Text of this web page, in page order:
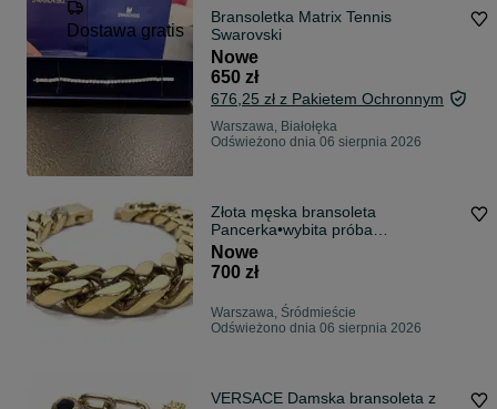
Dostawa gratis
Bransoletka Matrix Tennis
Swarovski
Nowe
650 zł
676,25 zł z Pakietem Ochronnym
Warszawa, Białołęka
Odświeżono dnia 06 sierpnia 2026
Złota męska bransoleta
Pancerka•wybita próba
750•pozłacana ogniowo
Nowe
700 zł
Warszawa, Śródmieście
Odświeżono dnia 06 sierpnia 2026
VERSACE Damska bransoleta z